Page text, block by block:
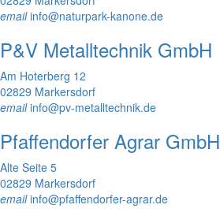
emailinfo@naturpark-kanone.de
P&V Metalltechnik GmbH
Am Hoterberg 12
02829 Markersdorf
emailinfo@pv-metalltechnik.de
Pfaffendorfer Agrar GmbH
Alte Seite 5
02829 Markersdorf
emailinfo@pfaffendorfer-agrar.de